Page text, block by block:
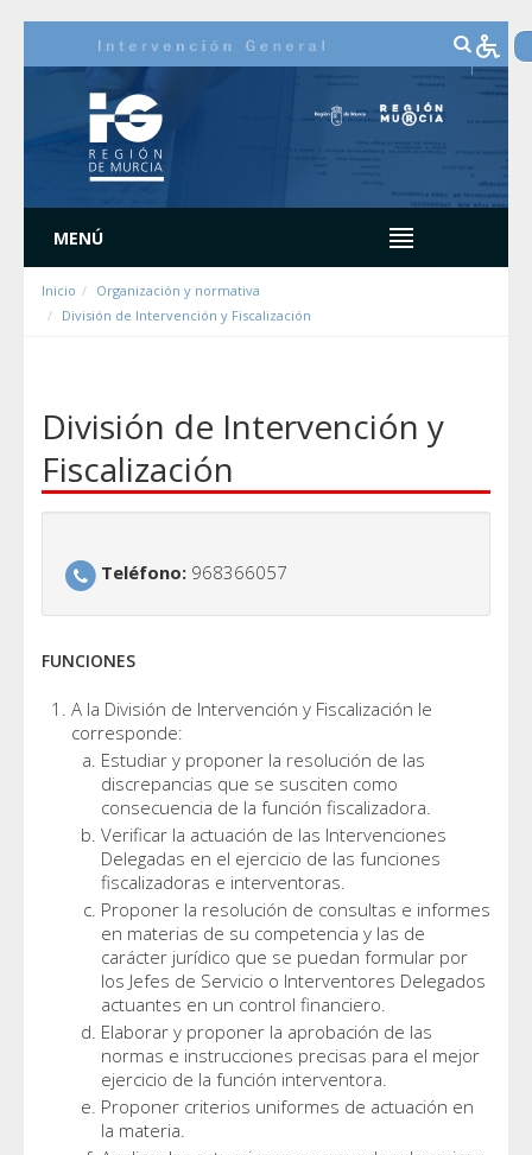
MENÚ
Inicio
Organización y normativa
División de Intervención y Fiscalización
División de Intervención y
Fiscalización
Teléfono: 968366057
FUNCIONES
A la División de Intervención y Fiscalización le
corresponde:
Estudiar y proponer la resolución de las
discrepancias que se susciten como
consecuencia de la función fiscalizadora.
Verificar la actuación de las Intervenciones
Delegadas en el ejercicio de las funciones
fiscalizadoras e interventoras.
Proponer la resolución de consultas e informes
en materias de su competencia y las de
carácter jurídico que se puedan formular por
los Jefes de Servicio o Interventores Delegados
actuantes en un control financiero.
Elaborar y proponer la aprobación de las
normas e instrucciones precisas para el mejor
ejercicio de la función interventora.
Proponer criterios uniformes de actuación en
la materia.